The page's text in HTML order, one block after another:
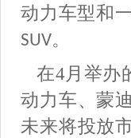
动力车型和
SUV。
在4月举办
动力车、蒙
未来将投放